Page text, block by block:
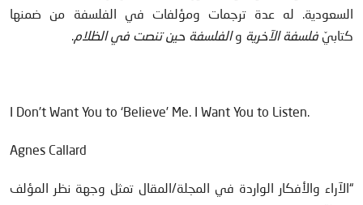
السعودية. له عدة ترجمات ومؤلفات في الفلسفة من ضمنها
كتابيّفلسفة الآخرية والفلسفة حين تنصت في الظلام.
.I Don’t Want You to ‘Believe’ Me. I Want You to Listen
Agnes Callard
“الآراء والأفكار الواردة في المجلة/المقال تمثل وجهة نظر المؤلف